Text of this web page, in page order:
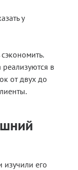
у
в
от двух до
его